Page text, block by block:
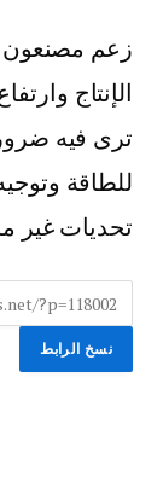
زعم مصنعون
الإنتاج
ترى فيه
للطاقة
تحديات غير
نسخ الرابط